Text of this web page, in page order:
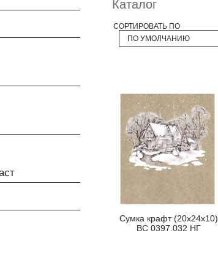
Каталог
СОРТИРОВАТЬ ПО
ПО УМОЛЧАНИЮ
Сумка крафт (20х24х10)
BC 0397.032 НГ